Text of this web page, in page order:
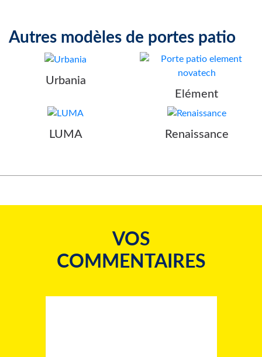
Autres modèles de portes patio
Urbania
Elément
LUMA Renaissance
VOS
COMMENTAIRES